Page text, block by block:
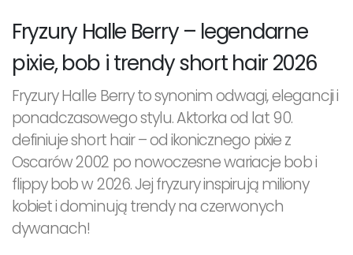
Fryzury Halle Berry – legendarne
pixie, bob i trendy short hair 2026
Fryzury Halle Berry to synonim odwagi, elegancji i
ponadczasowego stylu. Aktorka od lat 90.
definiuje short hair – od ikonicznego pixie z
Oscarów 2002 po nowoczesne wariacje bob i
flippy bob w 2026. Jej fryzury inspirują miliony
kobiet i dominują trendy na czerwonych
dywanach!